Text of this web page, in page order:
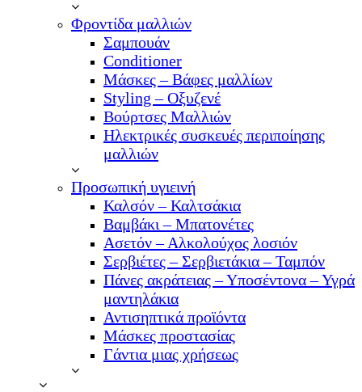
Φροντίδα μαλλιών
Σαμπουάν
Conditioner
Μάσκες – Βάφες μαλλίων
Styling – Οξυζενέ
Βούρτσες Μαλλιών
Ηλεκτρικές συσκευές περιποίησης
μαλλιών
Προσωπική υγιεινή
Καλσόν – Καλτσάκια
Βαμβάκι – Μπατονέτες
Ασετόν – Αλκολούχος λοσιόν
Σερβιέτες – Σερβιετάκια – Ταμπόν
Πάνες ακράτειας – Υποσέντονα – Υγρά
μαντηλάκια
Αντισηπτικά προϊόντα
Μάσκες προστασίας
Γάντια μιας χρήσεως